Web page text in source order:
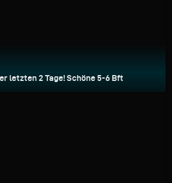
letzten 2 Tage! Schöne 5-6 Bft